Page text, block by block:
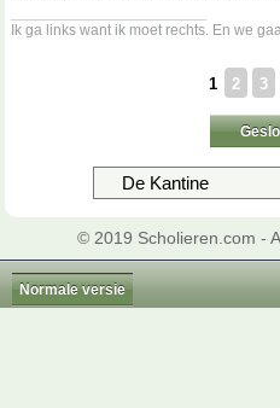
Ik ga links want ik moet rechts. En we
1 2 3
© 2019 Scholieren.com -
Normale versie